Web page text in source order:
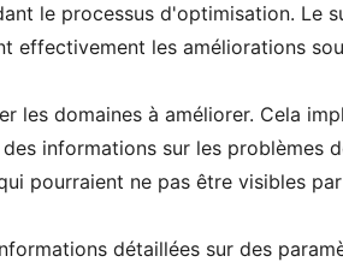
le processus d'optimisation. Le
effectivement les améliorations
les domaines à améliorer. Cela
informations sur les problèmes
pourraient ne pas être visibles
détaillées sur des